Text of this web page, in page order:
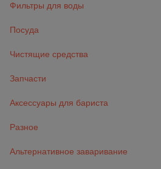
Фильтры для воды
Посуда
Чистящие средства
Запчасти
Аксессуары для бариста
Разное
Альтернативное заваривание